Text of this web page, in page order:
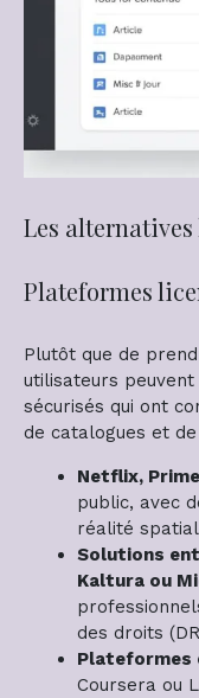
Les alternatives
Plateformes
Plutôt que de
utilisateurs
sécurisés qui ont
de catalogues et
Netflix,
public, avec
réalité
Solutions
Kaltura ou
des droits
Plateformes
Coursera ou